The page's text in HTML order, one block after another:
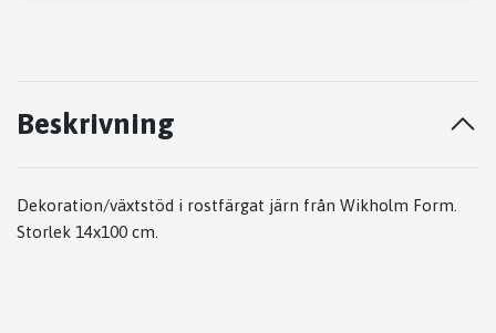
Beskrivning
Dekoration/växtstöd i rostfärgat järn från Wikholm Form.
Storlek 14x100 cm.